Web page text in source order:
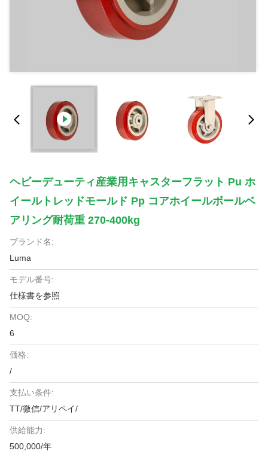
ヘビーデューティ産業用キャスターフラット Pu ホ
イールトレッドモールド Pp コアホイールボールベ
アリング耐荷重 270-400kg
ブランド名:
Luma
モデル番号:
仕様書を参照
MOQ:
6
価格:
/
支払い条件:
TT/微信/アリペイ/
供給能力:
500,000/年